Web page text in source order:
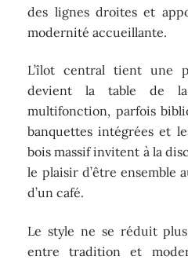
des lignes droites et
modernité accueillante.
L’îlot central tient une
devient la table de la
multifonction, parfois
banquettes intégrées et
bois massif invitent à la
le plaisir d’être ensemble
d’un café.
Le style ne se réduit
entre tradition et